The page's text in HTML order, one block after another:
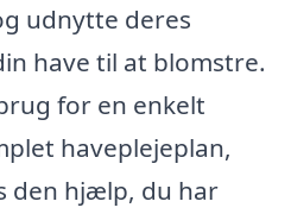
udnytte deres
have til at blomstre.
for en enkelt
haveplejeplan,
den hjælp, du har